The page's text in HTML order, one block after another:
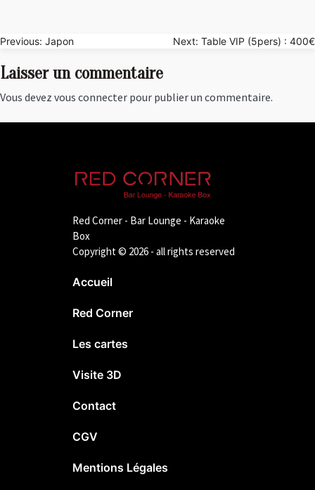
Navigation
de
l’article
Previous: Japon Next: Table VIP (5pers) : 400€
Laisser un commentaire
Vous devez vous connecter pour publier un commentaire.
Red Corner - Bar Lounge - Karaoke
Box
Copyright © 2026 - all rights reserved
Accueil
Red Corner
Les cartes
Visite 3D
Contact
CGV
Mentions Légales